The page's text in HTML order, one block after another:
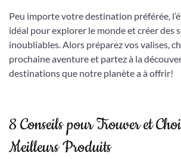
Peu importe votre destination préférée,
idéal pour explorer le monde et créer des
inoubliables. Alors préparez vos valises,
prochaine aventure et partez à la
destinations que notre planète a à offrir!
8 Conseils pour Trouver et
Meilleurs Produits